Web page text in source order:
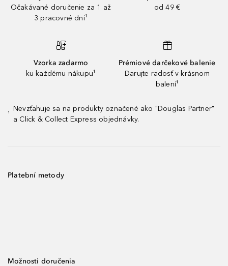
Očakávané doručenie za 1 až
3 pracovné dni¹
od 49 €
Vzorka zadarmo
ku každému nákupu¹
Prémiové darčekové balenie
Darujte radosť v krásnom
balení¹
¹
Nevzťahuje sa na produkty označené ako "Douglas Partner"
a Click & Collect Express objednávky.
Platební metody
Možnosti doručenia